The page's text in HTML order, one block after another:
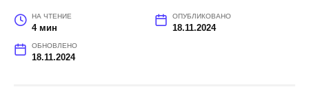
НА ЧТЕНИЕ
4 мин
ОПУБЛИКОВАНО
18.11.2024
ОБНОВЛЕНО
18.11.2024